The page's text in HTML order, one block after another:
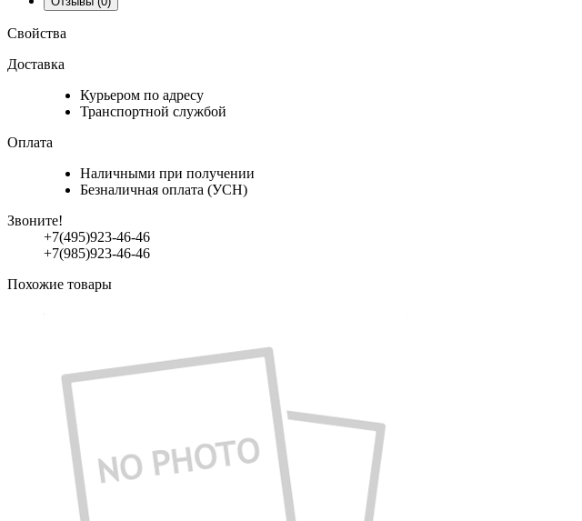
Свойства
Доставка
Курьером по адресу
Транспортной службой
Оплата
Наличными при получении
Безналичная оплата (УСН)
Звоните!
+7(495)923-46-46
+7(985)923-46-46
Похожие товары